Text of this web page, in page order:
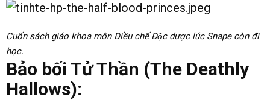
Cuốn sách giáo khoa môn Điều chế Độc dược lúc Snape còn đi
học.
Bảo bối Tử Thần (The Deathly
Hallows):